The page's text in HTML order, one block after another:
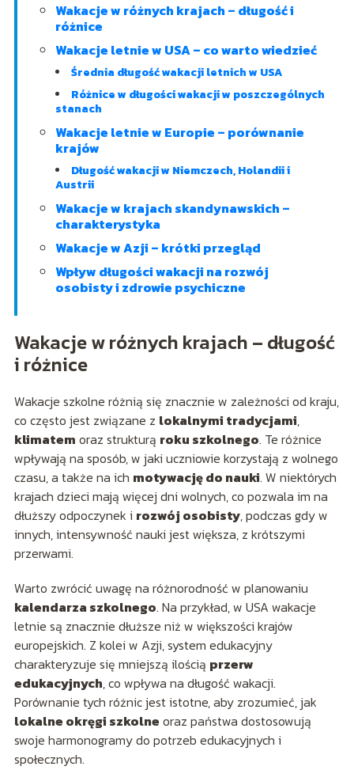
Wakacje w różnych krajach – długość i
różnice
Wakacje letnie w USA – co warto wiedzieć
Średnia długość wakacji letnich w USA
Różnice w długości wakacji w poszczególnych
stanach
Wakacje letnie w Europie – porównanie
krajów
Długość wakacji w Niemczech, Holandii i
Austrii
Wakacje w krajach skandynawskich –
charakterystyka
Wakacje w Azji – krótki przegląd
Wpływ długości wakacji na rozwój
osobisty i zdrowie psychiczne
Wakacje w różnych krajach – długość
i różnice
Wakacje szkolne różnią się znacznie w zależności od kraju,
co często jest związane z lokalnymi tradycjami,
klimatem oraz strukturą roku szkolnego. Te różnice
wpływają na sposób, w jaki uczniowie korzystają z wolnego
czasu, a także na ich motywację do nauki. W niektórych
krajach dzieci mają więcej dni wolnych, co pozwala im na
dłuższy odpoczynek i rozwój osobisty, podczas gdy w
innych, intensywność nauki jest większa, z krótszymi
przerwami.
Warto zwrócić uwagę na różnorodność w planowaniu
kalendarza szkolnego. Na przykład, w USA wakacje
letnie są znacznie dłuższe niż w większości krajów
europejskich. Z kolei w Azji, system edukacyjny
charakteryzuje się mniejszą ilością przerw
edukacyjnych, co wpływa na długość wakacji.
Porównanie tych różnic jest istotne, aby zrozumieć, jak
lokalne okręgi szkolne oraz państwa dostosowują
swoje harmonogramy do potrzeb edukacyjnych i
społecznych.